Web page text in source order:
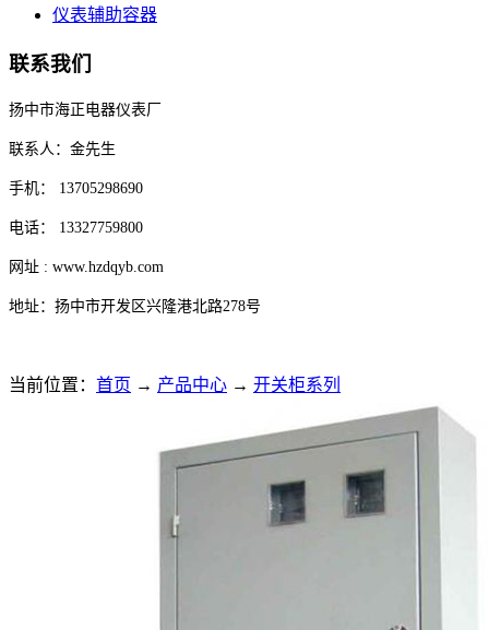
仪表辅助容器
联系我们
扬中市海正电器仪表厂
联系人：金先生
手机： 13705298690
电话： 13327759800
网址 : www.hzdqyb.com
地址：扬中市开发区兴隆港北路278号
当前位置： 首页 → 产品中心 → 开关柜系列